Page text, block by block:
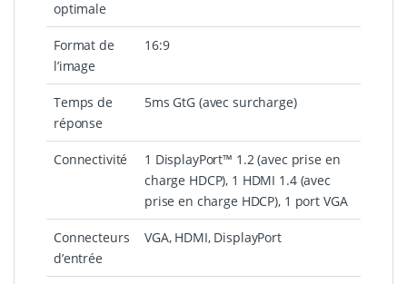
optimale
Format de
l’image
16:9
Temps de
réponse
5ms GtG (avec surcharge)
Connectivité
1 DisplayPort™ 1.2 (avec prise en
charge HDCP), 1 HDMI 1.4 (avec
prise en charge HDCP), 1 port VGA
Connecteurs
d’entrée
VGA, HDMI, DisplayPort